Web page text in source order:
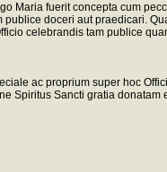
Maria fuerit concepta cum
doceri aut praedicari.
celebrandis tam publice
ac proprium super hoc
Spiritus Sancti gratia